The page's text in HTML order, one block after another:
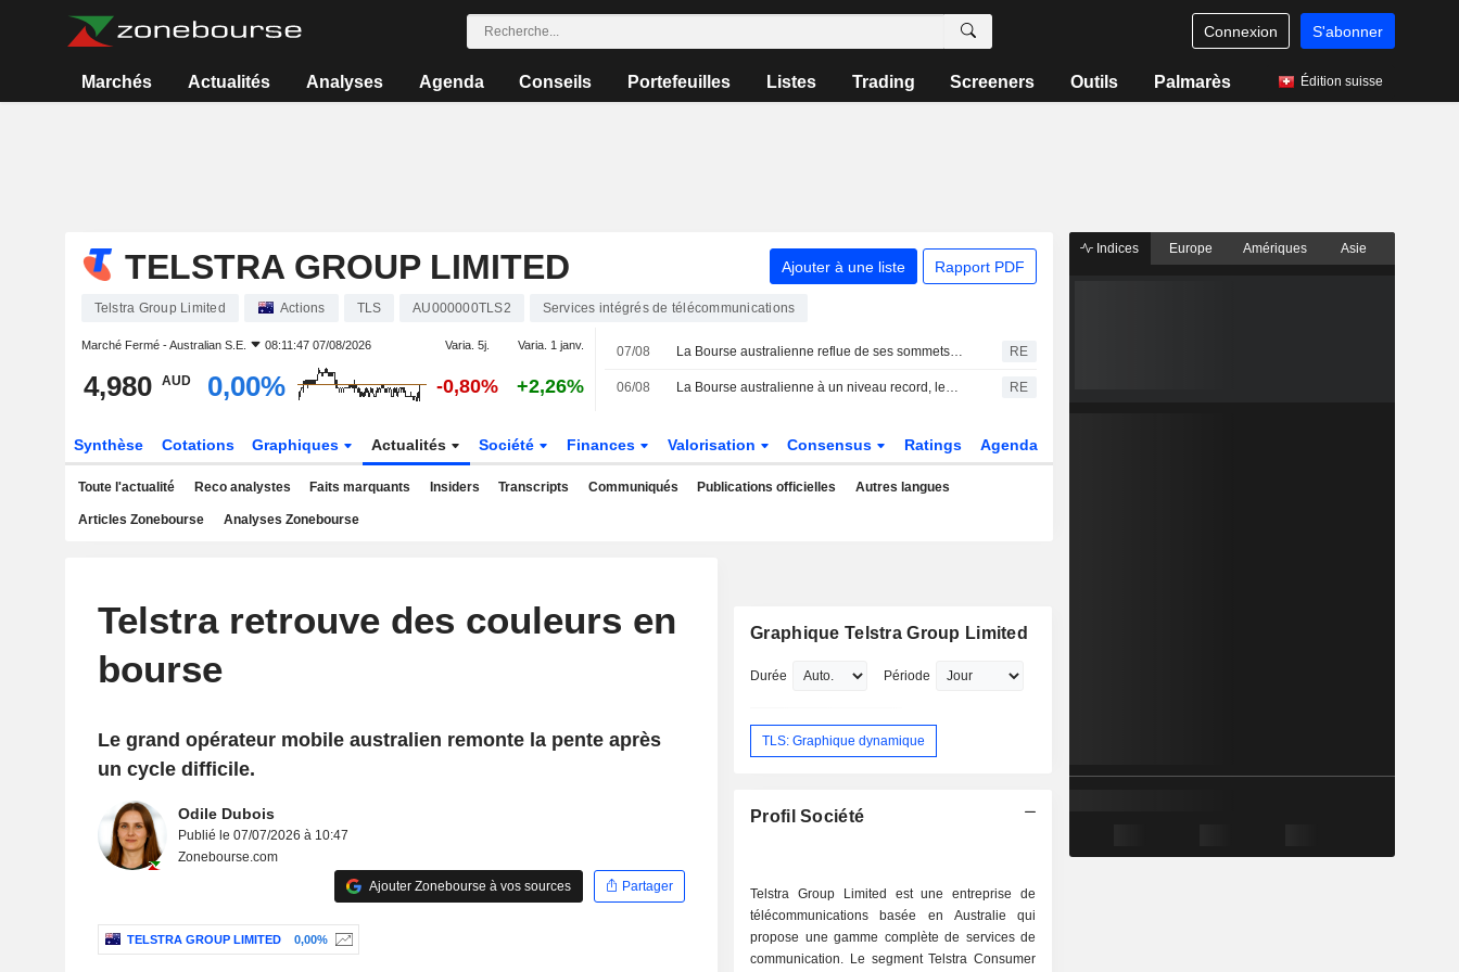
Connexion S'abonner
Marchés Actualités Analyses Agenda Conseils Portefeuilles Listes Trading Screeners Outils Palmarès Édition suisse
TELSTRA GROUP LIMITED Ajouter à une liste Rapport PDF
Telstra Group Limited Actions TLS AU000000TLS2 Services intégrés de télécommunications
Marché Fermé -Australian S.E. 08:11:47 07/08/2026 Varia. 5j. Varia. 1 janv.
4,980 AUD 0,00% -0,80% +2,26%
07/08 La Bourse australienne reflue de ses sommets historiques, la hausse du pétrole incitant à la prudence RE
06/08 La Bourse australienne à un niveau record, les investisseurs se protégeant de la volatilité liée à l'IA RE
Synthèse Cotations Graphiques Actualités Société Finances Valorisation Consensus Ratings Agenda
Toute l'actualité Reco analystes Faits marquants Insiders Transcripts Communiqués Publications officielles Autres langues
Articles Zonebourse Analyses Zonebourse
Telstra retrouve des couleurs en
bourse
Le grand opérateur mobile australien remonte la pente après
un cycle difficile.
Odile Dubois
Publié le 07/07/2026 à 10:47
Zonebourse.com
Ajouter Zonebourse à vos sources
Partager
TELSTRA GROUP LIMITED 0,00%
Graphique Telstra Group Limited
Durée Période
TLS: Graphique dynamique
Profil Société
Telstra Group Limited est une entreprise de
télécommunications basée en Australie qui
propose une gamme complète de services de
communication. Le segment Telstra Consumer
Indices Europe Amériques Asie